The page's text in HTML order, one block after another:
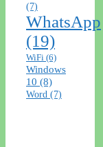
(7)
WhatsApp
(19)
WiFi (6)
Windows
10 (8)
Word (7)